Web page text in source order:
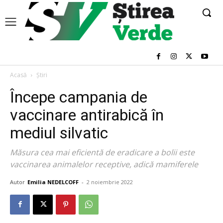
Acasă Știri
Începe campania de
vaccinare antirabică în
mediul silvatic
Măsura cea mai eficientă de eradicare a bolii este
vaccinarea animalelor receptive, adică mamiferele
Autor Emilia NEDELCOFF - 2 noiembrie 2022